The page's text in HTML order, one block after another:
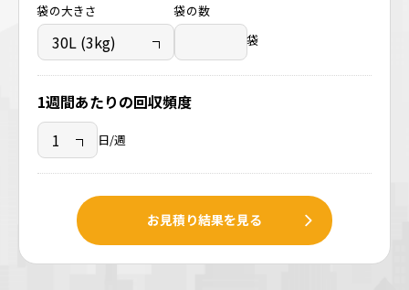
袋の大きさ
袋の数
袋
1週間あたりの回収頻度
日/週
お見積り結果を見る